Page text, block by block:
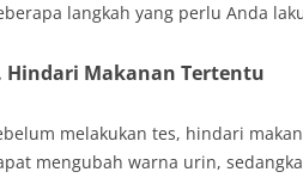
langkah yang perlu Anda
Hindari Makanan Tertentu
melakukan tes, hindari
mengubah warna urin,